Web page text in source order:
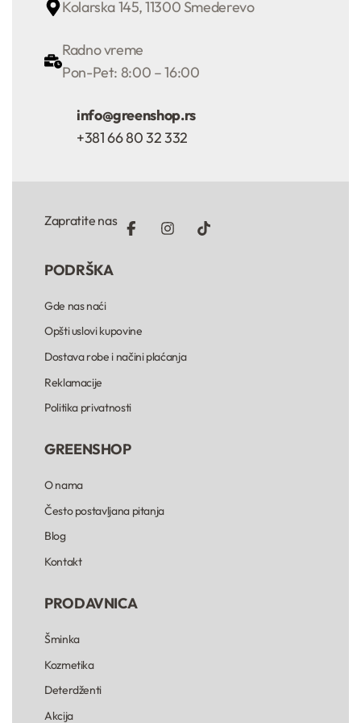
Kolarska 145, 11300 Smederevo
Radno vreme
Pon-Pet: 8:00 – 16:00
info@greenshop.rs
+381 66 80 32 332
Zapratite nas
PODRŠKA
Gde nas naći
Opšti uslovi kupovine
Dostava robe i načini plaćanja
Reklamacije
Politika privatnosti
GREENSHOP
O nama
Često postavljana pitanja
Blog
Kontakt
PRODAVNICA
Šminka
Kozmetika
Deterdženti
Akcija